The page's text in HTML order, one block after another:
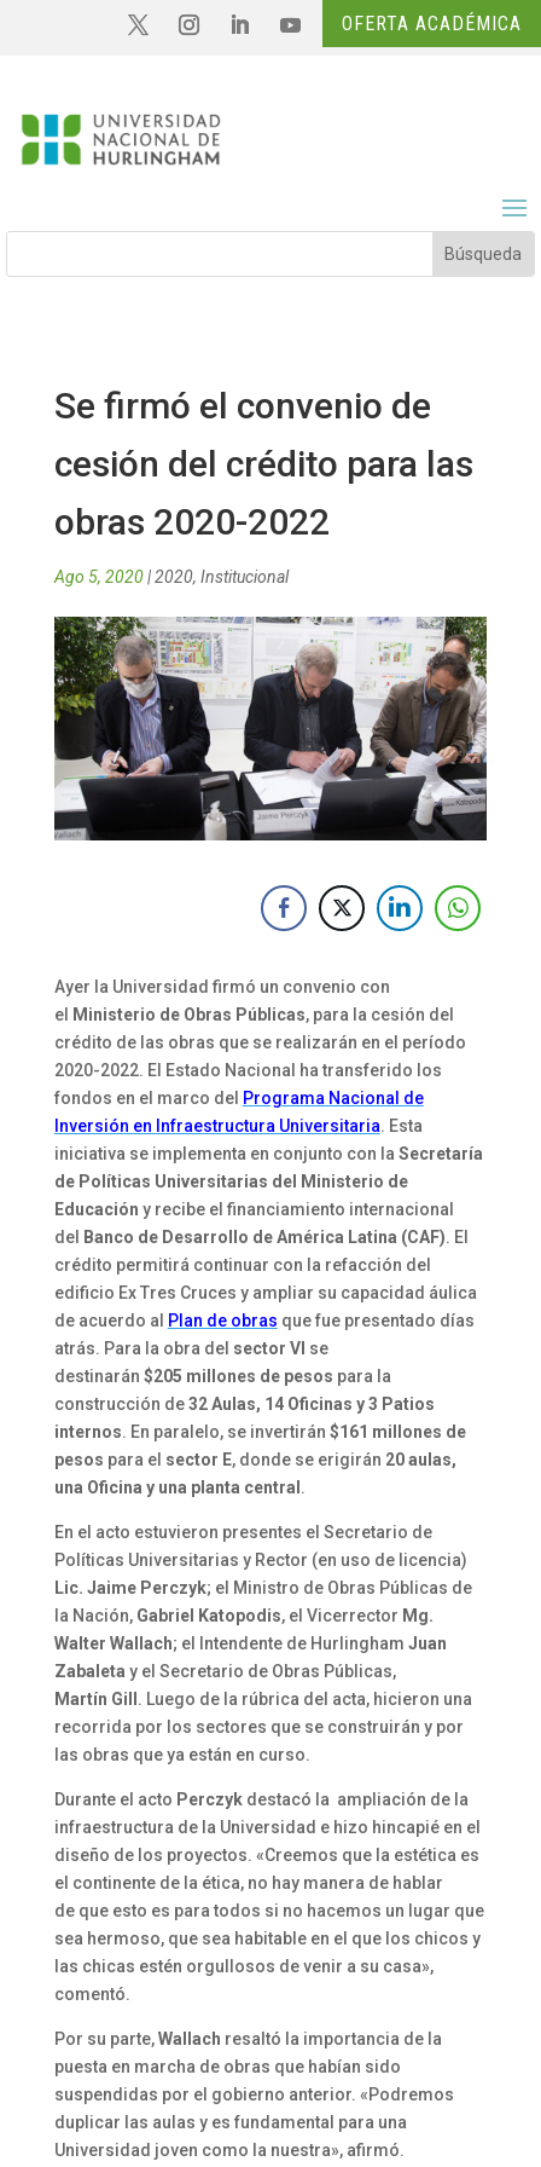
OFERTA ACADÉMICA
Se firmó el convenio de
cesión del crédito para las
obras 2020-2022
Ago 5, 2020|2020, Institucional
Ayer la Universidad firmó un convenio con
el
Ministerio de Obras Públicas, para la cesión del
crédito de las obras que se realizarán en el período
2020-2022. El Estado Nacional ha transferido los
fondos en el marco del Programa Nacional de
Inversión en Infraestructura Universitaria. Esta
iniciativa se implementa en conjunto con la Secretaría
de Políticas Universitarias del Ministerio de
Educación y recibe el financiamiento internacional
del
Banco de Desarrollo de América Latina (CAF). El
crédito permitirá continuar con la refacción del
edificio Ex Tres Cruces y ampliar su capacidad áulica
de acuerdo al
Plan de obras que fue presentado días
atrás. Para la obra del sector VI se
destinarán $205 millones de pesos para la
construcción de32 Aulas, 14 Oficinas y 3 Patios
internos. En paralelo, se invertirán $161 millones de
pesos para el sector E, donde se erigirán 20 aulas,
una Oficina y una planta central .
En el acto estuvieron presentes el Secretario de
Políticas Universitarias y Rector (en uso de licencia)
Lic. Jaime Perczyk; el Ministro de Obras Públicas de
la Nación, Gabriel Katopodis, el Vicerrector Mg.
Walter Wallach; el Intendente de Hurlingham Juan
Zabaleta y el Secretario de Obras Públicas,
Martín Gill . Luego de la rúbrica del acta, hicieron una
recorrida por los sectores que se construirán y por
las obras que ya están en curso.
Durante el acto Perczykdestacó la ampliación de la
infraestructura de la Universidad e hizo hincapié en el
diseño de los proyectos. «Creemos que la estética es
el continente de la ética, no hay manera de hablar
de que esto es para todos si no hacemos un lugar que
sea hermoso, que sea habitable en el que los chicos y
las chicas estén orgullosos de venir a su casa»,
comentó.
Por su parte,Wallach resaltó la importancia de la
puesta en marcha de obras que habían sido
suspendidas por el gobierno anterior. «Podremos
duplicar las aulas y es fundamental para una
Universidad joven como la nuestra», afirmó.